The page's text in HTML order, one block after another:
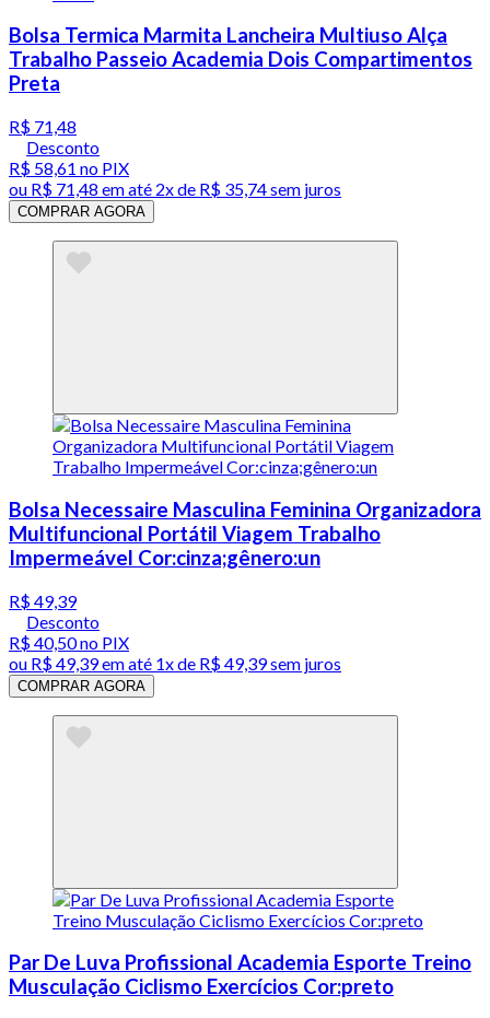
Bolsa Termica Marmita Lancheira Multiuso Alça
Trabalho Passeio Academia Dois Compartimentos
Preta
R$ 71,48
Desconto
R$ 58,61 no PIX
ou R$ 71,48 em até 2x de R$ 35,74 sem juros
COMPRAR AGORA
Bolsa Necessaire Masculina Feminina Organizadora
Multifuncional Portátil Viagem Trabalho
Impermeável Cor:cinza;gênero:un
R$ 49,39
Desconto
R$ 40,50no PIX
ou R$ 49,39em até 1x de R$ 49,39sem juros
COMPRAR AGORA
Par De Luva Profissional Academia Esporte Treino
Musculação Ciclismo Exercícios Cor:preto